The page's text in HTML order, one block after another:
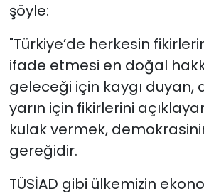
şöyle:
"Türkiye’de herkesin
ifade etmesi en doğal
geleceği için kaygı duyan,
yarın için fikirlerini
kulak vermek,
gereğidir.
TÜSİAD gibi ülkemizin